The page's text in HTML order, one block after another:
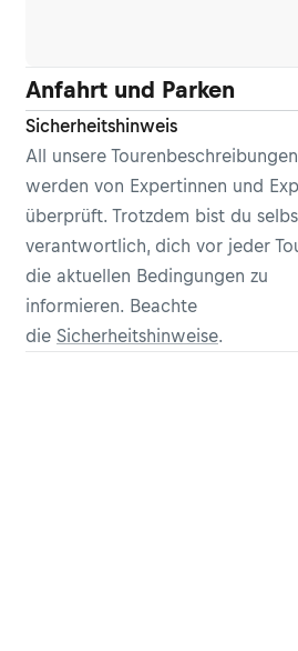
Anfahrt und Parken
Sicherheitshinweis
All unsere Tourenbeschreibungen
werden von Expertinnen und
überprüft. Trotzdem bist du
verantwortlich, dich vor jeder
die aktuellen Bedingungen zu
informieren. Beachte
die Sicherheitshinweise.